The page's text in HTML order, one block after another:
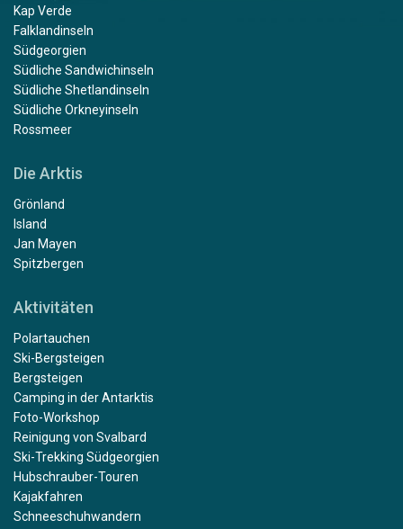
Kap Verde
Falklandinseln
Südgeorgien
Südliche Sandwichinseln
Südliche Shetlandinseln
Südliche Orkneyinseln
Rossmeer
Die Arktis
Grönland
Island
Jan Mayen
Spitzbergen
Aktivitäten
Polartauchen
Ski-Bergsteigen
Bergsteigen
Camping in der Antarktis
Foto-Workshop
Reinigung von Svalbard
Ski-Trekking Südgeorgien
Hubschrauber-Touren
Kajakfahren
Schneeschuhwandern